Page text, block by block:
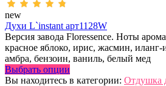
new
Духи L`instant арт1128W
Версия завода Floressence. Ноты
красное яблоко, ирис, жасмин, иланг-
амбра, бензоин, ваниль, белый мед
Выбрать опции
Вы находитесь в категории: Отдушка